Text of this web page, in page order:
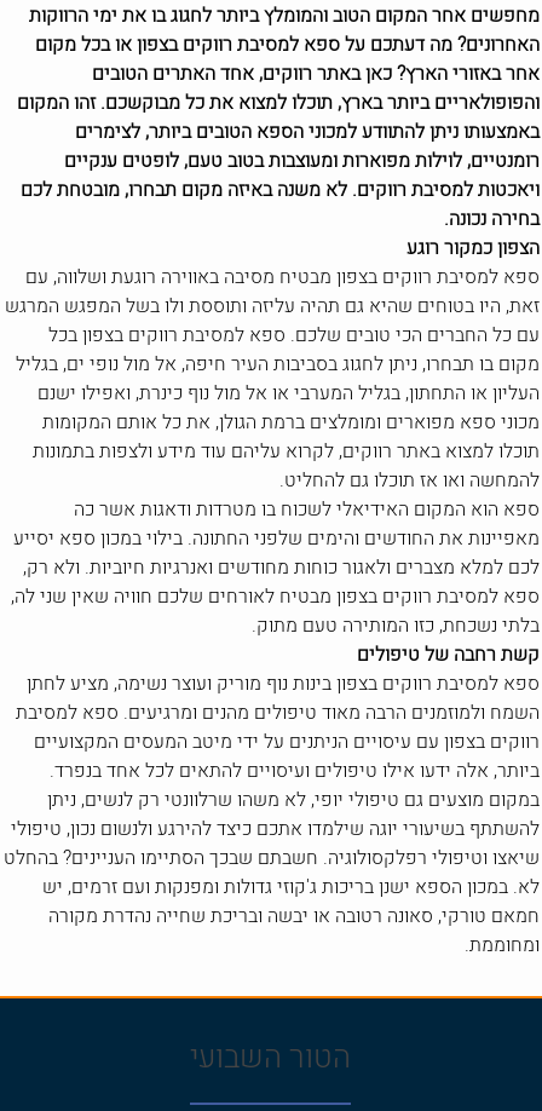
מחפשים אחר המקום הטוב והמומלץ ביותר לחגוג בו את ימי הרווקות
האחרונים? מה דעתכם על ספא למסיבת רווקים בצפון או בכל מקום
אחר באזורי הארץ? כאן באתר רווקים, אחד האתרים הטובים
והפופולאריים ביותר בארץ, תוכלו למצוא את כל מבוקשכם. זהו המקום
באמצעותו ניתן להתוודע למכוני הספא הטובים ביותר, לצימרים
רומנטיים, לוילות מפוארות ומעוצבות בטוב טעם, לופטים ענקיים
ויאכטות למסיבת רווקים. לא משנה באיזה מקום תבחרו, מובטחת לכם
בחירה נכונה.
הצפון כמקור רוגע
ספא למסיבת רווקים בצפון מבטיח מסיבה באווירה רוגעת ושלווה, עם
זאת, היו בטוחים שהיא גם תהיה עליזה ותוססת ולו בשל המפגש המרגש
עם כל החברים הכי טובים שלכם. ספא למסיבת רווקים בצפון בכל
מקום בו תבחרו, ניתן לחגוג בסביבות העיר חיפה, אל מול נופי ים, בגליל
העליון או התחתון, בגליל המערבי או אל מול נוף כינרת, ואפילו ישנם
מכוני ספא מפוארים ומומלצים ברמת הגולן, את כל אותם המקומות
תוכלו למצוא באתר רווקים, לקרוא עליהם עוד מידע ולצפות בתמונות
להמחשה ואו אז תוכלו גם להחליט.
ספא הוא המקום האידיאלי לשכוח בו מטרדות ודאגות אשר כה
מאפיינות את החודשים והימים שלפני החתונה. בילוי במכון ספא יסייע
לכם למלא מצברים ולאגור כוחות מחודשים ואנרגיות חיוביות. ולא רק,
ספא למסיבת רווקים בצפון מבטיח לאורחים שלכם חוויה שאין שני לה,
בלתי נשכחת, כזו המותירה טעם מתוק.
קשת רחבה של טיפולים
ספא למסיבת רווקים בצפון בינות נוף מוריק ועוצר נשימה, מציע לחתן
השמח ולמוזמנים הרבה מאוד טיפולים מהנים ומרגיעים. ספא למסיבת
רווקים בצפון עם עיסויים הניתנים על ידי מיטב המעסים המקצועיים
ביותר, אלה ידעו אילו טיפולים ועיסויים להתאים לכל אחד בנפרד.
במקום מוצעים גם טיפולי יופי, לא משהו שרלוונטי רק לנשים, ניתן
להשתתף בשיעורי יוגה שילמדו אתכם כיצד להירגע ולנשום נכון, טיפולי
שיאצו וטיפולי רפלקסולוגיה. חשבתם שבכך הסתיימו העניינים? בהחלט
לא. במכון הספא ישנן בריכות ג'קוזי גדולות ומפנקות ועם זרמים, יש
חמאם טורקי, סאונה רטובה או יבשה ובריכת שחייה נהדרת מקורה
ומחוממת.
הטור השבועי